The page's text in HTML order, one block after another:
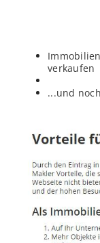
verkaufen
...und